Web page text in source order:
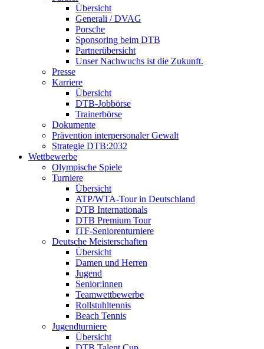
Übersicht
Generali / DVAG
Porsche
Sponsoring beim DTB
Partnerübersicht
Unser Nachwuchs ist die Zukunft.
Presse
Karriere
Übersicht
DTB-Jobbörse
Trainerbörse
Dokumente
Prävention interpersonaler Gewalt
Strategie DTB:2032
Wettbewerbe
Olympische Spiele
Turniere
Übersicht
ATP/WTA-Tour in Deutschland
DTB Internationals
DTB Premium Tour
ITF-Seniorenturniere
Deutsche Meisterschaften
Übersicht
Damen und Herren
Jugend
Senior:innen
Teamwettbewerbe
Rollstuhltennis
Beach Tennis
Jugendturniere
Übersicht